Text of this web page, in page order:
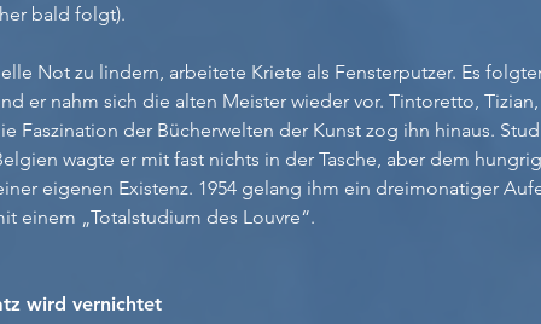
bald folgt).
Not zu lindern, arbeitete Kriete als Fensterputzer. Es
er nahm sich die alten Meister wieder vor. Tintoretto,
Faszination der Bücherwelten der Kunst zog ihn hinaus.
wagte er mit fast nichts in der Tasche, aber dem
eigenen Existenz. 1954 gelang ihm ein dreimonatiger
einem „Totalstudium des Louvre“.
wird vernichtet